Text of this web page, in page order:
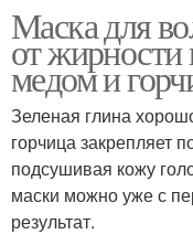
Маска для
от жирности
медом и
Зеленая глина
горчица закрепляет
подсушивая кожу
маски можно уже с
результат.